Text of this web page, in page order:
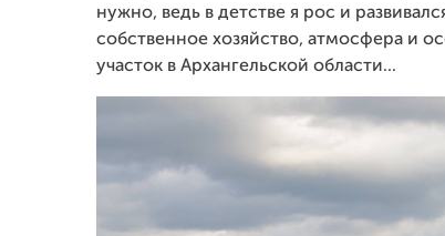
нужно, ведь в детстве я рос и
собственное хозяйство, атмосфера и
участок в Архангельской области...